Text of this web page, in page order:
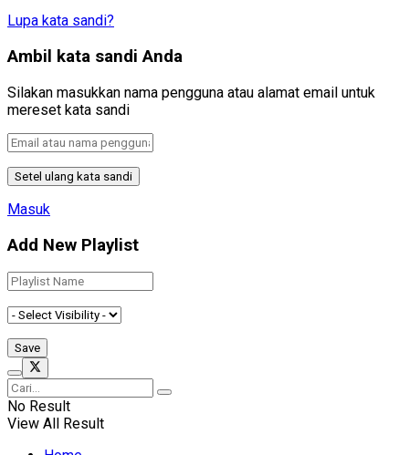
Lupa kata sandi?
Ambil kata sandi Anda
Silakan masukkan nama pengguna atau alamat email untuk
mereset kata sandi
Masuk
Add New Playlist
No Result
View All Result